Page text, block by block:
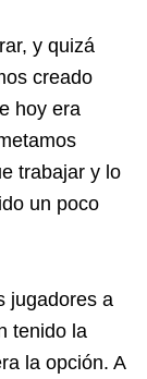
y quizá
creado
hoy era
trabajar y lo
un poco
jugadores a
tenido la
la opción. A